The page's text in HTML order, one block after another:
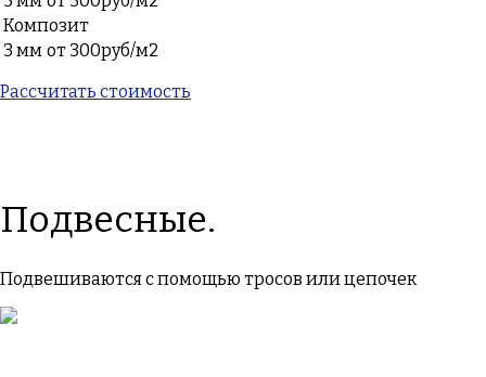
Композит
3 мм от 300руб/м2
Рассчитать стоимость
Подвесные.
Подвешиваются с помощью тросов или цепочек